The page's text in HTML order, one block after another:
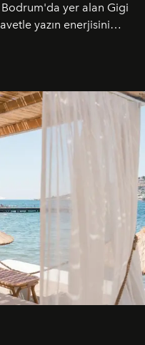
yer alan Gigi
yazın enerjisini